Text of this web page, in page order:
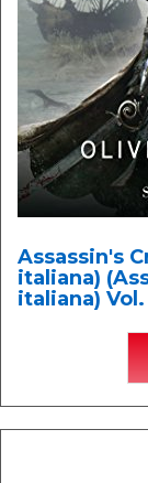
Assassin's
italiana)
italiana)